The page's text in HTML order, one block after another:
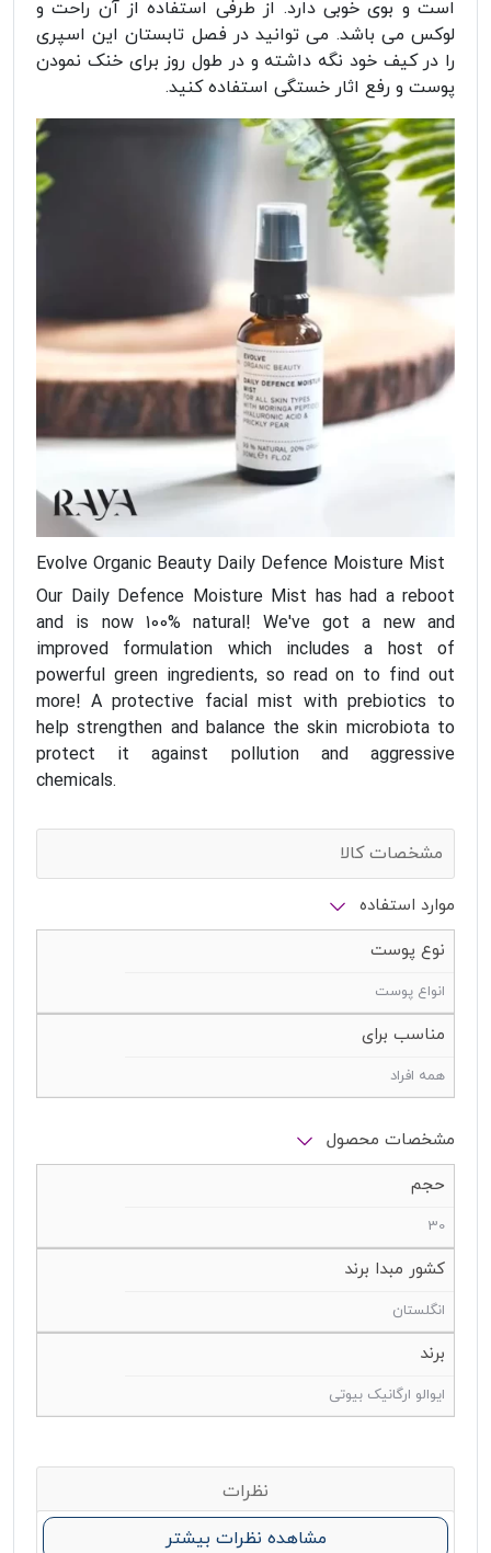
است و بوی خوبی دارد. از طرفی استفاده از آن راحت و
لوکس می باشد. می توانید در فصل تابستان این اسپری
را در کیف خود نگه داشته و در طول روز برای خنک نمودن
پوست و رفع اثار خستگی استفاده کنید.
Evolve Organic Beauty Daily Defence Moisture Mist
Our Daily Defence Moisture Mist has had a reboot
and is now 100% natural! We've got a new and
improved formulation which includes a host of
powerful green ingredients, so read on to find out
more! A protective facial mist with prebiotics to
help strengthen and balance the skin microbiota to
protect it against pollution and aggressive
chemicals.
مشخصات کالا
موارد استفاده
نوع پوست
انواع پوست
مناسب برای
همه افراد
مشخصات محصول
حجم
30
کشور مبدا برند
انگلستان
برند
ایوالو ارگانیک بیوتی
نظرات
مشاهده نظرات بیشتر